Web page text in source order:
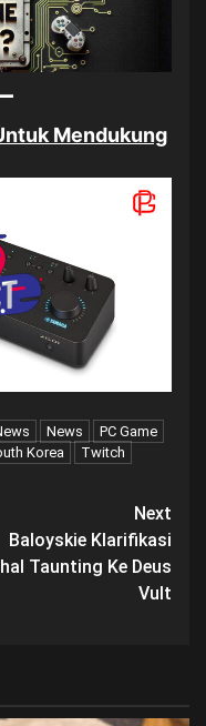
Mendukung
News
PC Game
Korea
Twitch
Next
Baloyskie Klarifikasi
Taunting Ke Deus
Vult